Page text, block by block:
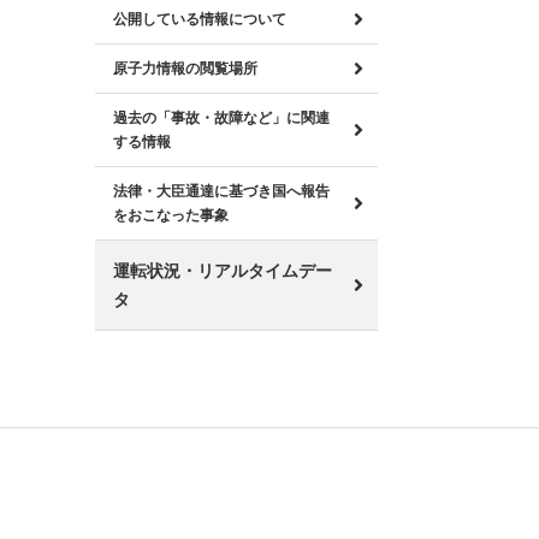
公開している情報について
原子力情報の閲覧場所
過去の「事故・故障など」に関連
する情報
法律・大臣通達に基づき国へ報告
をおこなった事象
運転状況・リアルタイムデー
タ